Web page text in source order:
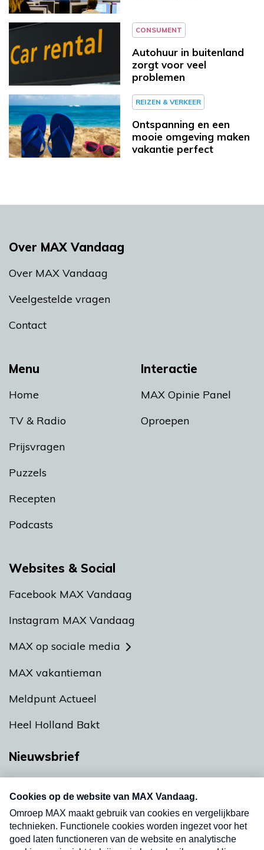
CONSUMENT
Autohuur in buitenland
zorgt voor veel
problemen
REIZEN & VERKEER
Ontspanning en een
mooie omgeving maken
vakantie perfect
Menu
Home
TV & Radio
Prijsvragen
Puzzels
Recepten
Podcasts
Interactie
MAX Opinie Panel
Oproepen
Over MAX Vandaag
Over MAX Vandaag
Veelgestelde vragen
Contact
Websites & Social
Facebook MAX Vandaag
Instagram MAX Vandaag
MAX op sociale media
MAX vakantieman
Meldpunt Actueel
Heel Holland Bakt
Nieuwsbrief
nieuwsbrief. Elke vrijdag- en dinsdagochtend in
uw mailbox.
Verzend